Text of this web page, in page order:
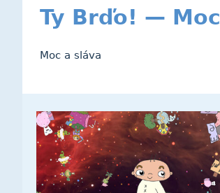
Ty Brďo! —
Moc a sláva